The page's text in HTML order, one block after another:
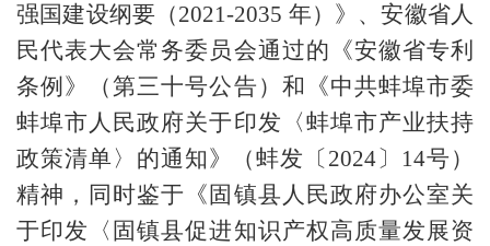
强国建设纲要（2021-2035 年）》、安徽省人
民代表大会常务委员会通过的《安徽省专利
条例》（第三十号公告）和《中共蚌埠市委
蚌埠市人民政府关于印发〈蚌埠市产业扶持
政策清单〉的通知》（蚌发〔2024〕14号）
精神，同时鉴于《固镇县人民政府办公室关
于印发〈固镇县促进知识产权高质量发展资